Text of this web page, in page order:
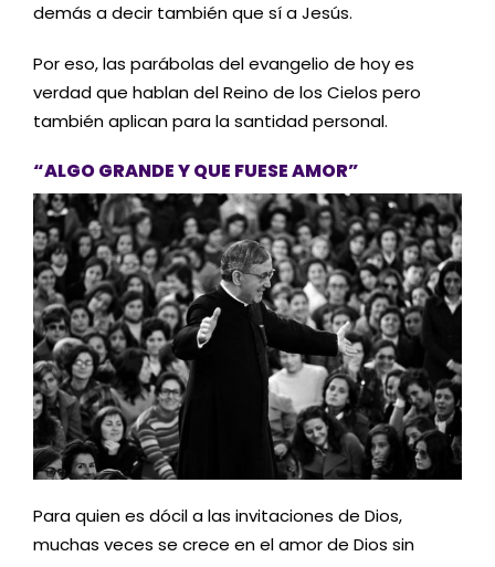
demás a decir también que sí a Jesús.
Por eso, las parábolas del evangelio de hoy es
verdad que hablan del Reino de los Cielos pero
también aplican para la santidad personal.
“ALGO GRANDE Y QUE FUESE AMOR”
Para quien es dócil a las invitaciones de Dios,
muchas veces se crece en el amor de Dios sin